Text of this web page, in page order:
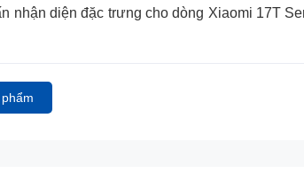
nhận diện đặc trưng cho dòng Xiaomi 17T